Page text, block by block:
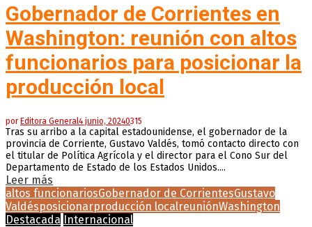
Gobernador de Corrientes en
Washington: reunión con altos
funcionarios para posicionar la
producción local
porEditora General4 junio, 20240315
Tras su arribo a la capital estadounidense, el gobernador de la
provincia de Corriente, Gustavo Valdés, tomó contacto directo con
el titular de Política Agrícola y el director para el Cono Sur del
Departamento de Estado de los Estados Unidos....
Leer más
altos funcionariosGobernador de CorrientesGustavo
Valdésposicionarproducción localreuniónWashington
Destacada Internacional